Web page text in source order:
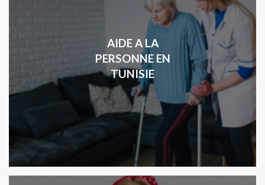
AIDE A LA
PERSONNE EN
TUNISIE